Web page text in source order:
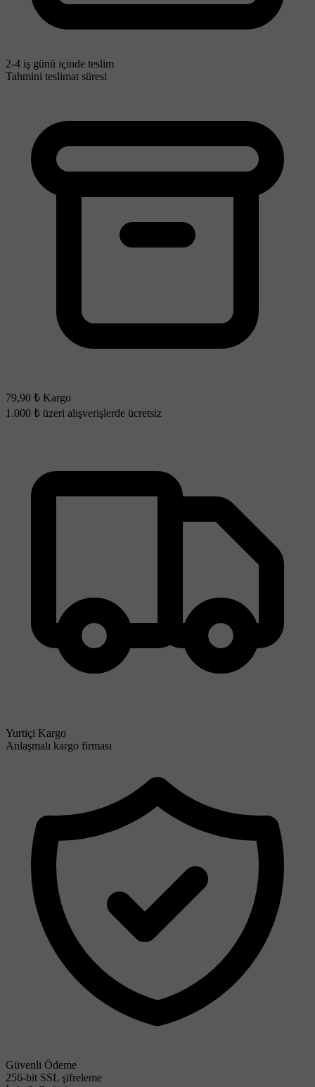
2-4 iş günü içinde teslim
Tahmini teslimat süresi
79,90 ₺ Kargo
1.000 ₺ üzeri alışverişlerde ücretsiz
Yurtiçi Kargo
Anlaşmalı kargo firması
Güvenli Ödeme
256-bit SSL şifreleme